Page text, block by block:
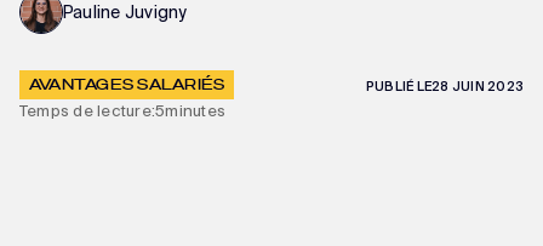
Pauline Juvigny
AVANTAGES SALARIÉS PUBLIÉ LE28 JUIN 2023
Temps de lecture:5minutes